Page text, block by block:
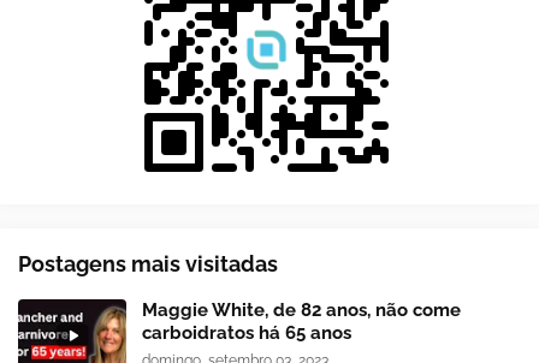
Postagens mais visitadas
Maggie White, de 82 anos, não come
carboidratos há 65 anos